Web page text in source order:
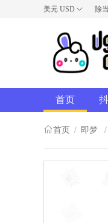
美元 USD 除
首页
首页 / 即梦 /